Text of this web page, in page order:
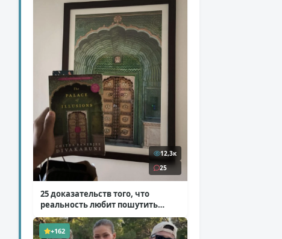
12,3к
25
25 доказательств того, что
реальность любит пошутить
( 25 фото )
+162